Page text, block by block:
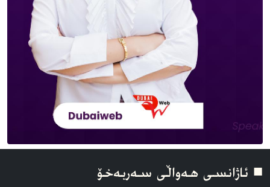
■ ئاژانسی هه‌واڵی سه‌ربه‌خۆ